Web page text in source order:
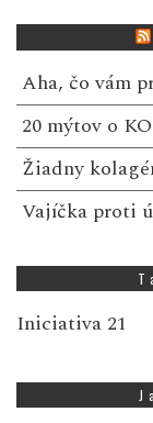
Aha, čo vám
20 mýtov o
Žiadny
Vajíčka proti
Iniciativa 21